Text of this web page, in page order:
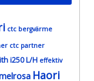
ctc bergvärme
ctc partner
i250 L/H effektiv
Haori